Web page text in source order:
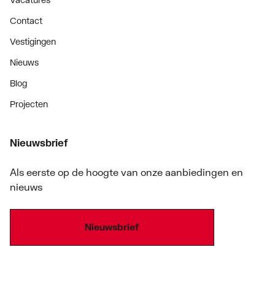
Contact
Vestigingen
Nieuws
Blog
Projecten
Nieuwsbrief
Als eerste op de hoogte van onze aanbiedingen en
nieuws
Nieuwsbrief